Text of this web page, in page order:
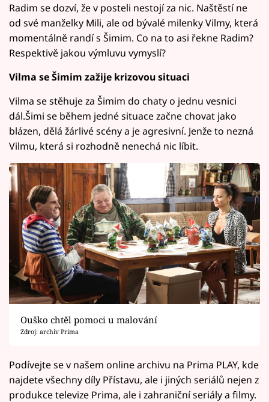
Radim se dozví, že v posteli nestojí za nic. Naštěstí ne
od své manželky Mili, ale od bývalé milenky Vilmy, která
momentálně randí s Šimim. Co na to asi řekne Radim?
Respektivě jakou výmluvu vymyslí?
Vilma se Šimim zažije krizovou situaci
Vilma se stěhuje za Šimim do chaty o jednu vesnici
dál.Šimi se během jedné situace začne chovat jako
blázen, dělá žárlivé scény a je agresivní. Jenže to nezná
Vilmu, která si rozhodně nenechá nic líbit.
Ouško chtěl pomoci u malování
Zdroj: archiv Prima
Podívejte se v našem online archivu na Prima PLAY, kde
najdete všechny díly Přístavu, ale i jiných seriálů nejen z
produkce televize Prima, ale i zahraniční seriály a filmy.